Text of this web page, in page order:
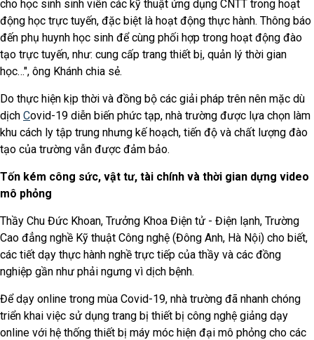
cho học sinh sinh viên các kỹ thuật ứng dụng CNTT trong hoạt
động học trực tuyến, đặc biệt là hoạt động thực hành. Thông báo
đến phụ huynh học sinh để cùng phối hợp trong hoạt động đào
tạo trực tuyến, như: cung cấp trang thiết bị, quản lý thời gian
học…", ông Khánh chia sẻ.
Do thực hiện kịp thời và đồng bộ các giải pháp trên nên mặc dù
dịch Covid-19 diễn biến phức tạp, nhà trường được lựa chọn làm
khu cách ly tập trung nhưng kế hoạch, tiến độ và chất lượng đào
tạo của trường vẫn được đảm bảo.
Tốn kém công sức, vật tư, tài chính và thời gian dựng video
mô phỏng
Thầy Chu Đức Khoan, Trưởng Khoa Điện tử - Điện lạnh, Trường
Cao đẳng nghề Kỹ thuật Công nghệ (Đông Anh, Hà Nội) cho biết,
các tiết dạy thực hành nghề trực tiếp của thầy và các đồng
nghiệp gần như phải ngưng vì dịch bệnh.
Để dạy online trong mùa Covid-19, nhà trường đã nhanh chóng
triển khai việc sử dụng trang bị thiết bị công nghệ giảng dạy
online với hệ thống thiết bị máy móc hiện đại mô phỏng cho các